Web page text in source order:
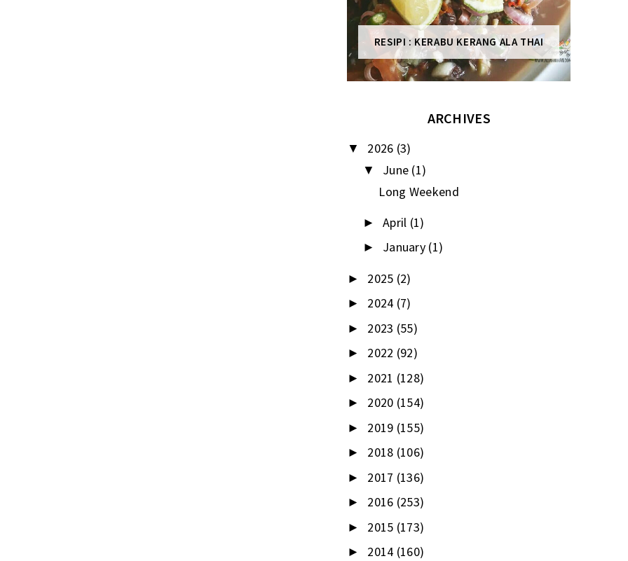
RESIPI : KERABU KERANG ALA THAI
ARCHIVES
▼ 2026 (3)
▼ June (1)
Long Weekend
► April (1)
► January (1)
► 2025 (2)
► 2024 (7)
► 2023 (55)
► 2022 (92)
► 2021 (128)
► 2020 (154)
► 2019 (155)
► 2018 (106)
► 2017 (136)
► 2016 (253)
► 2015 (173)
► 2014 (160)